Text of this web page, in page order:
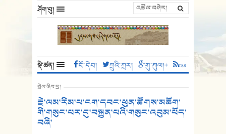
ཤོག་བུ།
སྡེ་ཚན། ངོ་དེབ། ཀྲུའི་ཀྲར། གུ་ཀུལ།+ rss
སྤེལ་ཞིབ་ཕྲ།
རྗེ་ལམ་རིམ་པ་ངག་དབང་ཕུན་ཚོགས་མཆོག་
གི་གསུང་པར་དུ་བསྐྲུན་པའི་གསུང་འབུམ་པོད་
བཞི་